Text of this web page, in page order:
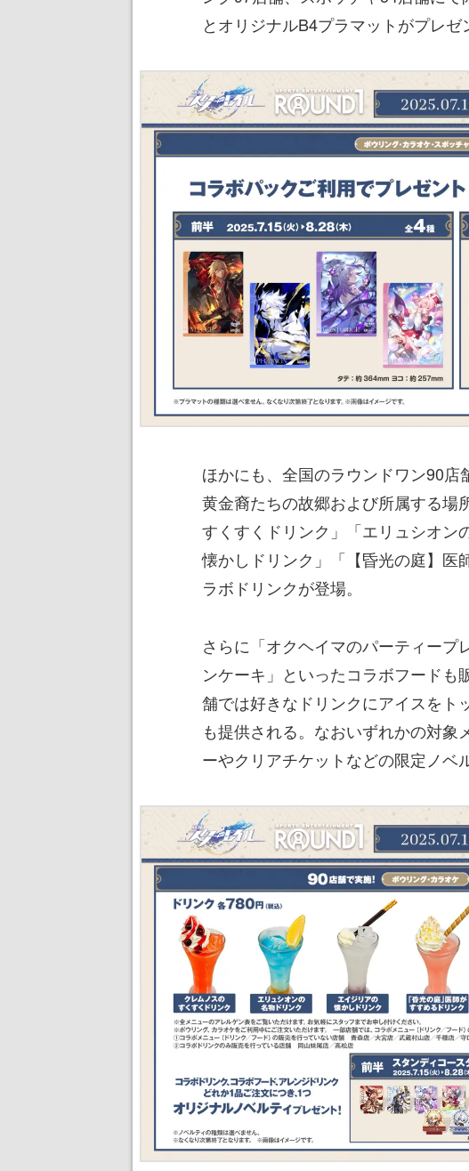
とオリジナルB4プラマットがプレゼ
ほかにも、全国のラウンドワン90店
黄金裔たちの故郷および所属する場
すくすくドリンク」「エリュシオン
懐かしドリンク」「【昏光の庭】医
ラボドリンクが登場。
さらに「オクヘイマのパーティープ
ンケーキ」といったコラボフードも
舗では好きなドリンクにアイスをト
も提供される。なおいずれかの対象
ーやクリアチケットなどの限定ノベ